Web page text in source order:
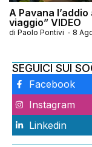
A Pavana
viaggio” VIDEO
di Paolo Pontivi - 8
SEGUICI SUI
Facebook
Instagram
Linkedin